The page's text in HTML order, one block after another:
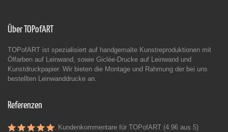
Über TOPofART
TOPofART ist spezialisiert auf handgemalte Kunstreproduktionen mit
Ölfarben auf Leinwand, sowie Giclée-Drucke auf Leinwand und
Kunstdruckpapier. Wir bieten die Montage und Rahmung der bei uns
bestellten Leinwanddrucke an.
Referenzen
Kundenkommentare für TOPofART (4.96 aus 5)